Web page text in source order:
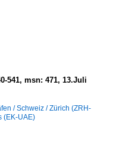
541, msn: 471, 13.Juli
/ Schweiz / Zürich (ZRH-
(EK-UAE)